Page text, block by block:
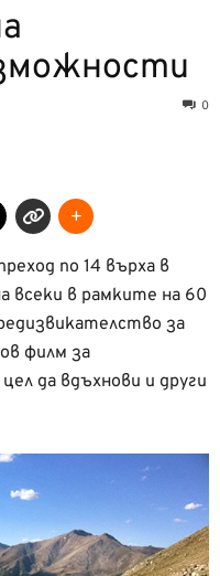
0
по 14 върха в
всеки в рамките на 60
за
филм за
да вдъхнови и други